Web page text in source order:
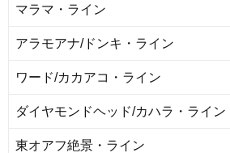
マラマ・ライン
アラモアナ/ドンキ・ライン
ワード/カカアコ・ライン
ダイヤモンドヘッド/カハラ・ライン
東オアフ絶景・ライン